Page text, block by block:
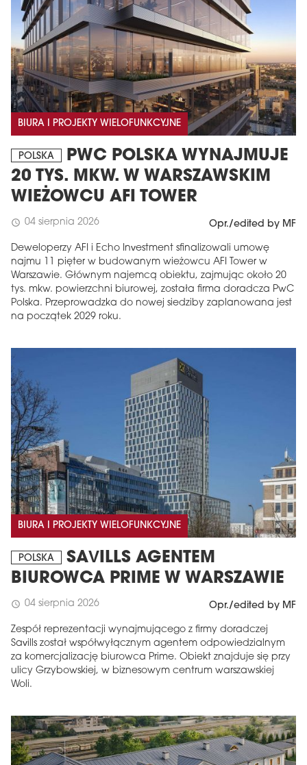
BIURA I PROJEKTY WIELOFUNKCYJNE
POLSKA
PWC POLSKA WYNAJMUJE
20 TYS. MKW. W WARSZAWSKIM
WIEŻOWCU AFI TOWER
schedule 04 sierpnia 2026 Opr./edited by MF
Deweloperzy AFI i Echo Investment sfinalizowali umowę
najmu 11 pięter w budowanym wieżowcu AFI Tower w
Warszawie. Głównym najemcą obiektu, zajmując około 20
tys. mkw. powierzchni biurowej, została firma doradcza PwC
Polska. Przeprowadzka do nowej siedziby zaplanowana jest
na początek 2029 roku.
BIURA I PROJEKTY WIELOFUNKCYJNE
POLSKA
SAVILLS AGENTEM
BIUROWCA PRIME W WARSZAWIE
schedule 04 sierpnia 2026 Opr./edited by MF
Zespół reprezentacji wynajmującego z firmy doradczej
Savills został współwyłącznym agentem odpowiedzialnym
za komercjalizację biurowca Prime. Obiekt znajduje się przy
ulicy Grzybowskiej, w biznesowym centrum warszawskiej
Woli.